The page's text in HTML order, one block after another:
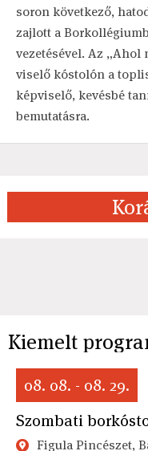
soron következő,
zajlott a
vezetésével. Az „Ahol
viselő kóstolón a
képviselő, kevésbé
bemutatásra.
Kiemelt
08. 08. - 08. 29.
Szombati
Figula Pincészet,